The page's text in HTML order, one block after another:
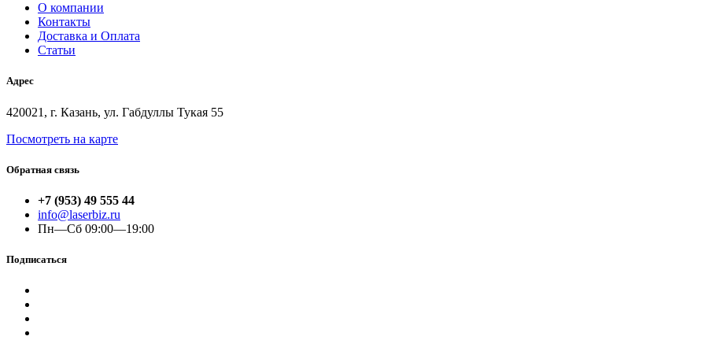
О компании
Контакты
Доставка и Оплата
Статьи
Адрес
420021, г. Казань, ул. Габдуллы Тукая 55
Посмотреть на карте
Обратная связь
+7 (953) 49 555 44
info@laserbiz.ru
Пн—Сб 09:00—19:00
Подписаться